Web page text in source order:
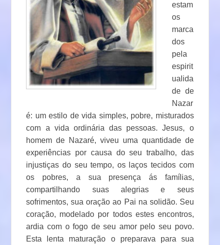
estam
os
marca
dos
pela
espirit
ualida
de de
Nazar
é: um estilo de vida simples, pobre, misturados
com a vida ordinária das pessoas. Jesus, o
homem de Nazaré, viveu uma quantidade de
experiências por causa do seu trabalho, das
injustiças do seu tempo, os laços tecidos com
os pobres, a sua presença ás famílias,
compartilhando suas alegrias e seus
sofrimentos, sua oração ao Pai na solidão. Seu
coração, modelado por todos estes encontros,
ardia com o fogo de seu amor pelo seu povo.
Esta lenta maturação o preparava para sua